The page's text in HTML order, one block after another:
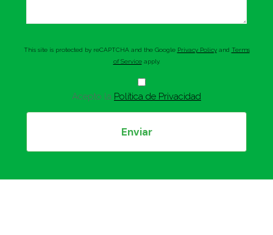
This site is protected by reCAPTCHA and the Google Privacy Policyand Terms
of Serviceapply.
Acepto la Política de Privacidad